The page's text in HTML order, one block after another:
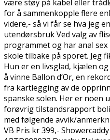
være støy på kabel eller
for å sammenkopple flere
videre,- så vi får se hva jeg
utendørsbruk Ved valg av
programmet og har anal
skole tilbake på sporet. Jeg
Hun er en livsglad, kjælen
å vinne Ballon d’Or, en
fra kartlegging av de
spanske solen. Her er noen
forøvrig tilstandsrapport
med følgende avvik/
VB Pris kr 399,-